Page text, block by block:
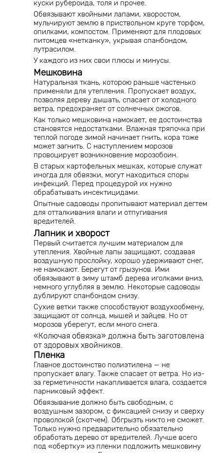
куски рубероида, толя и прочее.
Обвязывают хвойными лапами, хворостом,
мульчируют землю в приствольном круге торфом,
опилками, компостом. Применяют для плодовых
питомцев «нетканку», укрывая спанбондом,
лутрасилом.
У каждого из них свои плюсы и минусы.
Мешковина
Натуральная ткань, которою раньше частенько
применяли для утепления. Пропускает воздух,
позволяя дереву дышать, спасает от холодного
ветра, предохраняет от солнечных ожогов.
Как только мешковина намокает, ее достоинства
становятся недостатками. Влажная тряпочка при
теплой погоде зимой начинает гнить, кора тоже
может загнить. С наступлением морозов
провоцирует возникновение морозобоин.
В старых картофельных мешках, которые служат
иногда для обвязки, могут находиться споры
инфекций. Перед процедурой их нужно
обрабатывать инсектицидами.
Опытные садоводы пропитывают материал дегтем
для отталкивания влаги и отпугивания
вредителей.
Лапник и хворост
Первый считается лучшим материалом для
утепления. Хвойные лапы защищают, создавая
воздушную прослойку, хорошо удерживают снег,
не намокают. Берегут от грызунов. Ими
обвязывают в зиму штамб дерева иголками вниз,
немного углубляя в землю. Некоторые садоводы
дублируют спанбондом снизу.
Сухие ветки также способствуют воздухообмену,
защищают от солнца, мышей и зайцев. Но от
морозов уберегут, если много снега.
«Колючая обвязка» должна быть заготовлена
от здоровых хвойников.
Пленка
Главное достоинство полиэтилена — не
пропускает влагу. Также спасает от ветра. Но из-
за герметичности накапливается влага, создается
парниковый эффект.
Обвязывание должно быть свободным, с
воздушным зазором, с фиксацией снизу и сверху
проволокой (скотчем). Обгрызть никто не сможет.
Только нужно предварительно обязательно
обработать дерево от вредителей. Лучше всего
под «обертку» из пленки подложить мешковину